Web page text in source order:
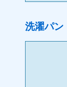
洗濯パン